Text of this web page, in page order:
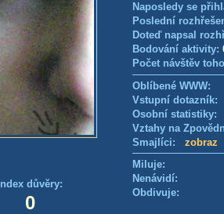
Index důvěry:
0
Naposledy se
Poslední
Doteď napsal
Bodování aktivity:
Počet návštěv
Oblíbené WWW:
Vstupní
Osobní
Vztahy na
Smajlíci: zobraz
Miluje:
Nenávidí:
Obdivuje: